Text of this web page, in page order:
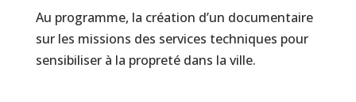
Au programme, la création d’un documentaire
sur les missions des services techniques pour
sensibiliser à la propreté dans la ville.